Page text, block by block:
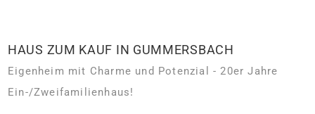
HAUS ZUM KAUF IN GUMMERSBACH
Eigenheim mit Charme und Potenzial - 20er Jahre
Ein-/Zweifamilienhaus!